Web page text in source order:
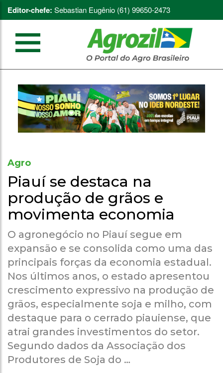
Editor-chefe: Sebastian Eugênio (61) 99650-2473
Agro
Piauí se destaca na
produção de grãos e
movimenta economia
O agronegócio no Piauí segue em
expansão e se consolida como uma das
principais forças da economia estadual.
Nos últimos anos, o estado apresentou
crescimento expressivo na produção de
grãos, especialmente soja e milho, com
destaque para o cerrado piauiense, que
atrai grandes investimentos do setor.
Segundo dados da Associação dos
Produtores de Soja do …